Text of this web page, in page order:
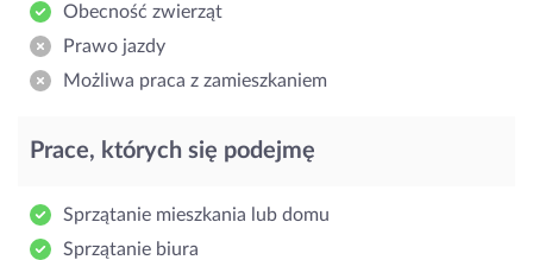
Obecność zwierząt
Prawo jazdy
Możliwa praca z zamieszkaniem
Prace, których się podejmę
Sprzątanie mieszkania lub domu
Sprzątanie biura